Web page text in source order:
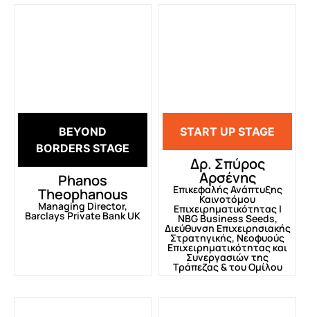
BEYOND
BORDERS STAGE
Phanos
Theophanous
Managing Director,
Barclays Private Bank UK
START UP STAGE
Δρ. Σπύρος
Αρσένης
Επικεφαλής Ανάπτυξης
Καινοτόμου
Επιχειρηματικότητας |
NBG Business Seeds,
Διεύθυνση Επιχειρησιακής
Στρατηγικής, Νεοφυούς
Επιχειρηματικότητας και
Συνεργασιών της
Τράπεζας & του Ομίλου